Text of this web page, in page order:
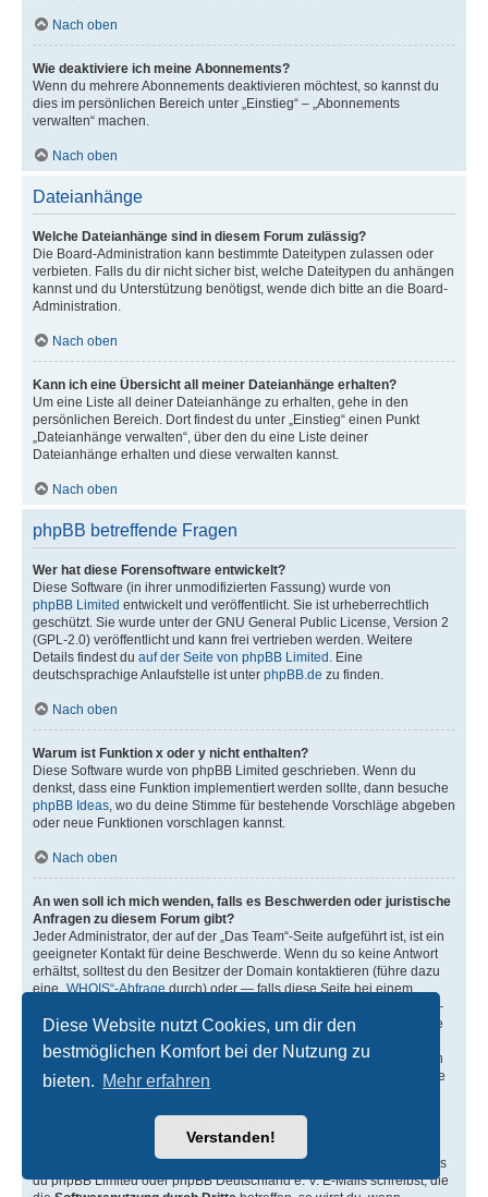
Diese Website nutzt Cookies, um dir den
bestmöglichen Komfort bei der Nutzung zu
bieten. Mehr erfahren
Verstanden!
Nach oben
Wie deaktiviere ich meine Abonnements?
Wenn du mehrere Abonnements deaktivieren möchtest, so kannst du
dies im persönlichen Bereich unter „Einstieg“ – „Abonnements
verwalten“ machen.
Nach oben
Dateianhänge
Welche Dateianhänge sind in diesem Forum zulässig?
Die Board-Administration kann bestimmte Dateitypen zulassen oder
verbieten. Falls du dir nicht sicher bist, welche Dateitypen du anhängen
kannst und du Unterstützung benötigst, wende dich bitte an die Board-
Administration.
Nach oben
Kann ich eine Übersicht all meiner Dateianhänge erhalten?
Um eine Liste all deiner Dateianhänge zu erhalten, gehe in den
persönlichen Bereich. Dort findest du unter „Einstieg“ einen Punkt
„Dateianhänge verwalten“, über den du eine Liste deiner
Dateianhänge erhalten und diese verwalten kannst.
Nach oben
phpBB betreffende Fragen
Wer hat diese Forensoftware entwickelt?
Diese Software (in ihrer unmodifizierten Fassung) wurde von
phpBB Limited entwickelt und veröffentlicht. Sie ist urheberrechtlich
geschützt. Sie wurde unter der GNU General Public License, Version 2
(GPL-2.0) veröffentlicht und kann frei vertrieben werden. Weitere
Details findest du auf der Seite von phpBB Limited . Eine
deutschsprachige Anlaufstelle ist unter phpBB.de zu finden.
Nach oben
Warum ist Funktion x oder y nicht enthalten?
Diese Software wurde von phpBB Limited geschrieben. Wenn du
denkst, dass eine Funktion implementiert werden sollte, dann besuche
phpBB Ideas, wo du deine Stimme für bestehende Vorschläge abgeben
oder neue Funktionen vorschlagen kannst.
Nach oben
An wen soll ich mich wenden, falls es Beschwerden oder juristische
Anfragen zu diesem Forum gibt?
Jeder Administrator, der auf der „Das Team“-Seite aufgeführt ist, ist ein
geeigneter Kontakt für deine Beschwerde. Wenn du so keine Antwort
erhältst, solltest du den Besitzer der Domain kontaktieren (führe dazu
eine„WHOIS“-Abfragedurch) oder — falls diese Seite bei einem
kostenlosen Webhoster wie z. B. Yahoo!, free.fr, funpic.de usw. liegt —
den Support oder den Abuse-Kontakt des betreffenden Dienstes. Bitte
beachte, dass phpBB Limited (phpBB.com) und phpBB Deutschland
e. V. (phpBB.de) absolut keinen Einfluss auf die Benutzung oder den
oder die Benutzer der Forensoftware haben und dafür in keiner Weise
zur Verantwortung herangezogen werden können. Kontaktiere daher
mit jeglichen juristischen Fragen (Unterlassungserklärungen,
sich nicht direkt
phpbb.com, phpbb.de oder die phpBB-Software selbst beziehen. Falls
du phpBB Limited oder phpBB Deutschland e. V. E-Mails schreibst, die